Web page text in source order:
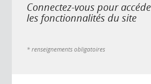
Connectez-vous pour
les fonctionnalités du site
* renseignements obligatoires